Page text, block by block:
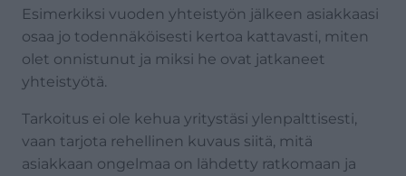
Esimerkiksi vuoden yhteistyön jälkeen asiakkaasi
osaa jo todennäköisesti kertoa kattavasti, miten
olet onnistunut ja miksi he ovat jatkaneet
yhteistyötä.
Tarkoitus ei ole kehua yritystäsi ylenpalttisesti,
vaan tarjota rehellinen kuvaus siitä, mitä
asiakkaan ongelmaa on lähdetty ratkomaan ja